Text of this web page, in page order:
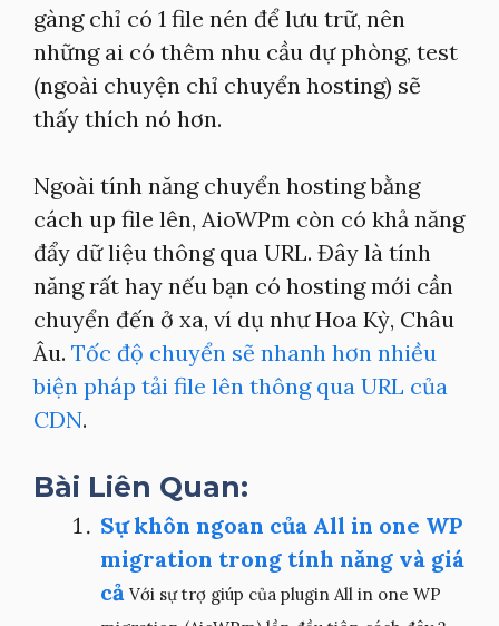
gàng chỉ có 1 file nén để lưu trữ, nên
những ai có thêm nhu cầu dự phòng, test
(ngoài chuyện chỉ chuyển hosting) sẽ
thấy thích nó hơn.
Ngoài tính năng chuyển hosting bằng
cách up file lên, AioWPm còn có khả năng
đẩy dữ liệu thông qua URL. Đây là tính
năng rất hay nếu bạn có hosting mới cần
chuyển đến ở xa, ví dụ như Hoa Kỳ, Châu
Âu. Tốc độ chuyển sẽ nhanh hơn nhiều
biện pháp tải file lên thông qua URL của
CDN.
Bài Liên Quan:
Sự khôn ngoan của All in one WP
migration trong tính năng và giá
cả Với sự trợ giúp của plugin All in one WP